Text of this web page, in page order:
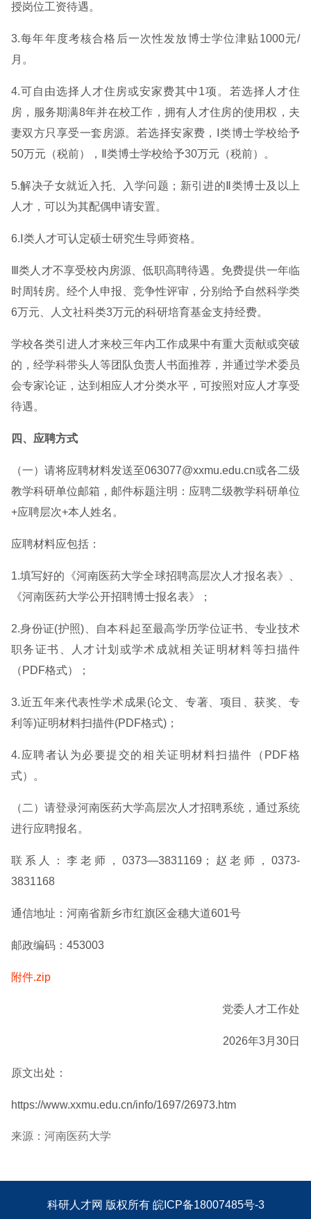
授岗位工资待遇。
3.每年年度考核合格后一次性发放博士学位津贴1000元/
月。
4.可自由选择人才住房或安家费其中1项。若选择人才住
房，服务期满8年并在校工作，拥有人才住房的使用权，夫
妻双方只享受一套房源。若选择安家费，Ⅰ类博士学校给予
50万元（税前），Ⅱ类博士学校给予30万元（税前）。
5.解决子女就近入托、入学问题；新引进的Ⅱ类博士及以上
人才，可以为其配偶申请安置。
6.Ⅰ类人才可认定硕士研究生导师资格。
Ⅲ类人才不享受校内房源、低职高聘待遇。免费提供一年临
时周转房。经个人申报、竞争性评审，分别给予自然科学类
6万元、人文社科类3万元的科研培育基金支持经费。
学校各类引进人才来校三年内工作成果中有重大贡献或突破
的，经学科带头人等团队负责人书面推荐，并通过学术委员
会专家论证，达到相应人才分类水平，可按照对应人才享受
待遇。
四、应聘方式
（一）请将应聘材料发送至063077@xxmu.edu.cn或各二级
教学科研单位邮箱，邮件标题注明：应聘二级教学科研单位
+应聘层次+本人姓名。
应聘材料应包括：
1.填写好的《河南医药大学全球招聘高层次人才报名表》、
《河南医药大学公开招聘博士报名表》；
2.身份证(护照)、自本科起至最高学历学位证书、专业技术
职务证书、人才计划或学术成就相关证明材料等扫描件
（PDF格式）；
3.近五年来代表性学术成果(论文、专著、项目、获奖、专
利等)证明材料扫描件(PDF格式)；
4.应聘者认为必要提交的相关证明材料扫描件（PDF格
式）。
（二）请登录河南医药大学高层次人才招聘系统，通过系统
进行应聘报名。
联系人：李老师，0373—3831169；赵老师，0373-
3831168
通信地址：河南省新乡市红旗区金穗大道601号
邮政编码：453003
附件.zip
党委人才工作处
2026年3月30日
原文出处：
https://www.xxmu.edu.cn/info/1697/26973.htm
来源：河南医药大学
科研人才网 版权所有 皖ICP备18007485号-3